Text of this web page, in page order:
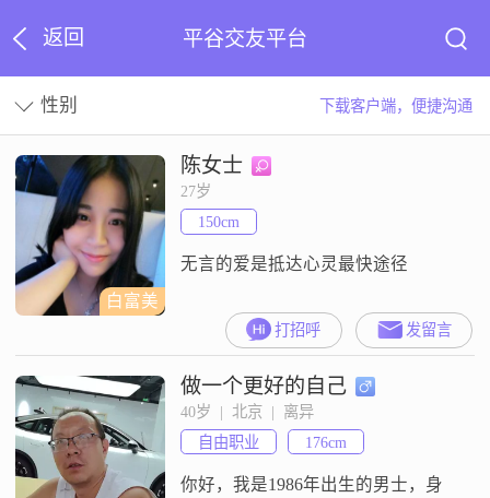
返回 平谷交友平台
性别 下载客户端，便捷沟通
白富美
陈女士
27岁
150cm
无言的爱是抵达心灵最快途径
打招呼 发留言
做一个更好的自己
40岁  |  北京  |  离异
自由职业
176cm
你好，我是1986年出生的男士，身